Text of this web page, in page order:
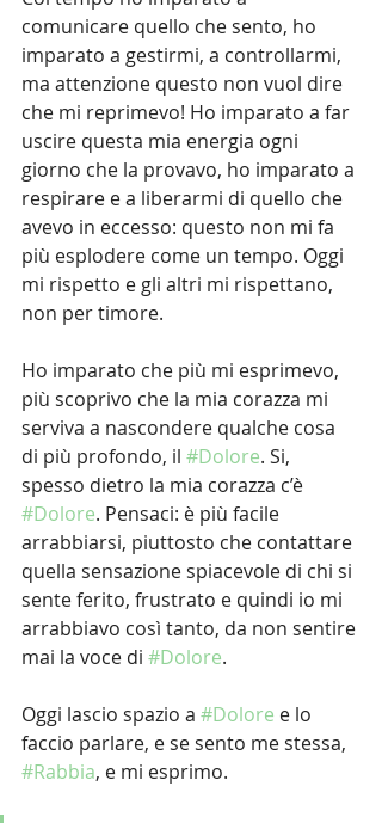
comunicare quello che sento, ho
imparato a gestirmi, a controllarmi,
ma attenzione questo non vuol dire
che mi reprimevo! Ho imparato a far
uscire questa mia energia ogni
giorno che la provavo, ho imparato a
respirare e a liberarmi di quello che
avevo in eccesso: questo non mi fa
più esplodere come un tempo. Oggi
mi rispetto e gli altri mi rispettano,
non per timore.
Ho imparato che più mi esprimevo,
più scoprivo che la mia corazza mi
serviva a nascondere qualche cosa
di più profondo, il #Dolore. Si,
spesso dietro la mia corazza c’è
#Dolore. Pensaci: è più facile
arrabbiarsi, piuttosto che contattare
quella sensazione spiacevole di chi si
sente ferito, frustrato e quindi io mi
arrabbiavo così tanto, da non sentire
mai la voce di #Dolore.
Oggi lascio spazio a #Dolore e lo
faccio parlare, e se sento me stessa,
#Rabbia, e mi esprimo.